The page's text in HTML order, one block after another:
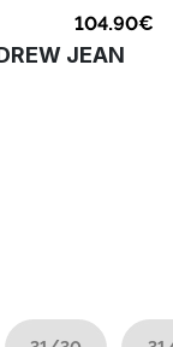
104.90€
JEAN